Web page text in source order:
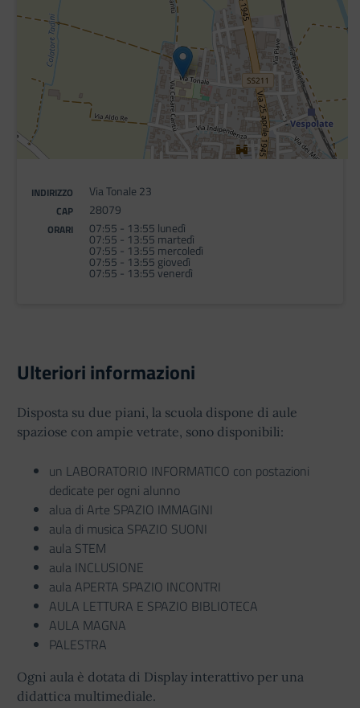
INDIRIZZO Via Tonale 23
CAP 28079
ORARI 07:55 - 13:55 lunedì
07:55 - 13:55 martedì
07:55 - 13:55 mercoledì
07:55 - 13:55 giovedì
07:55 - 13:55 venerdì
Ulteriori informazioni
Disposta su due piani, la scuola dispone di aule
spaziose con ampie vetrate, sono disponibili:
un LABORATORIO INFORMATICO con postazioni
dedicate per ogni alunno
alua di Arte SPAZIO IMMAGINI
aula di musica SPAZIO SUONI
aula STEM
aula INCLUSIONE
aula APERTA SPAZIO INCONTRI
AULA LETTURA E SPAZIO BIBLIOTECA
AULA MAGNA
PALESTRA
Ogni aula è dotata di Display interattivo per una
didattica multimediale.